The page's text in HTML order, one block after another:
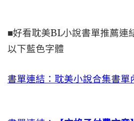
■好看耽美BL小說書單推薦連
以下藍色字體
書單連結：耽美小說合集書單